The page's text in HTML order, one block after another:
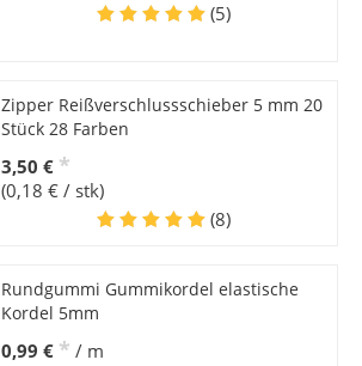
(5)
Zipper Reißverschlussschieber 5 mm 20
Stück 28 Farben
3,50 € *
(0,18 € / stk)
(8)
Rundgummi Gummikordel elastische
Kordel 5mm
0,99 € * / m